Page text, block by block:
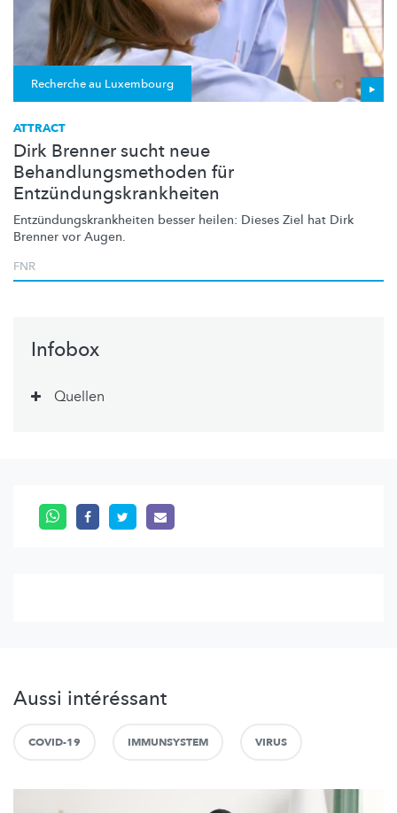
Recherche au Luxembourg
ATTRACT
Dirk Brenner sucht neue
Behandlungsmethoden für
Entzündungskrankheiten
Entzündungskrankheiten besser heilen: Dieses Ziel hat Dirk
Brenner vor Augen.
FNR
Infobox
Quellen
Aussi intéréssant
COVID-19 IMMUNSYSTEM VIRUS